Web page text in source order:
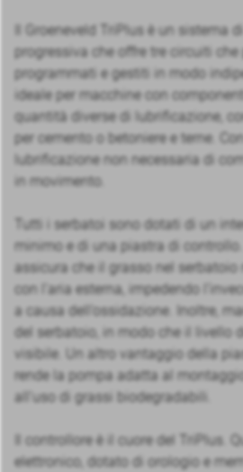
Il Groeneveld TriPlus è un sistema
progressiva che offre tre circuiti che
programmati e gestiti in modo
ideale per macchine con
quantità diverse di lubrificazione,
per cemento o betoniere e terne.
lubrificazione non necessaria di
in movimento.
Tutti i serbatoi sono dotati di un
minimo e di una piastra di
assicura che il grasso nel
con l’aria esterna, impedendo
a causa dell’ossidazione. Inoltre,
del serbatoio, in modo che il livello
visibile. Un altro vantaggio della
rende la pompa adatta al
all’uso di grassi biodegradabili.
Il controllore è il cuore del TriPlus.
elettronico, dotato di orologio e